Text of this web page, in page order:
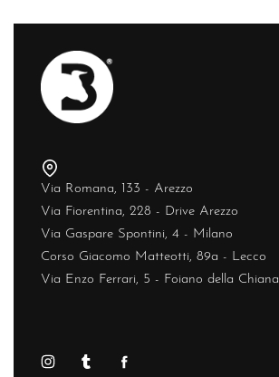
Via Romana, 133 - Arezzo
Via Fiorentina, 228 - Drive Arezzo
Via Gaspare Spontini, 4 - Milano
Corso Giacomo Matteotti, 89a - Lecco
Via Enzo Ferrari, 5 - Foiano della Chiana